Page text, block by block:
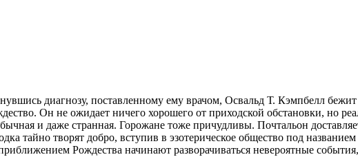
диагнозу, поставленному ему врачом, Освальд Т. Кэмпбелл
Он не ожидает ничего хорошего от приходской обстановки, но
и даже странная. Горожане тоже причудливы. Почтальон
тайно творят добро, вступив в эзотерическое общество под
Рождества начинают разворачиваться невероятные